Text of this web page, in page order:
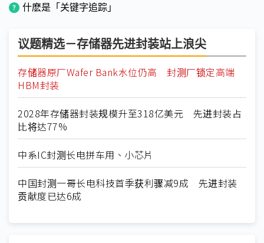
什麽是「关键字追踪」
议题精选－存储器先进封装站上浪尖
存储器原厂Wafer Bank水位仍高 封测厂锁定高端
HBM封装
2028年存储器封装规模升至318亿美元 先进封装占
比将达77%
中系IC封测长电拼车用、小芯片
中国封测一哥长电科技首季获利骤减9成 先进封装
贡献度已达6成